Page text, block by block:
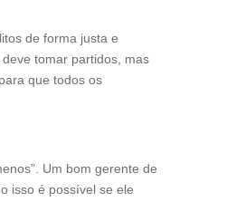
de forma justa e
tomar partidos, mas
que todos os
Um bom gerente de
isso é possível se ele